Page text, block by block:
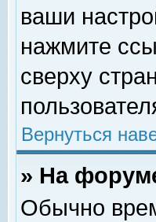
ваши
нажмите
сверху
Вернуться
» На
Обычно